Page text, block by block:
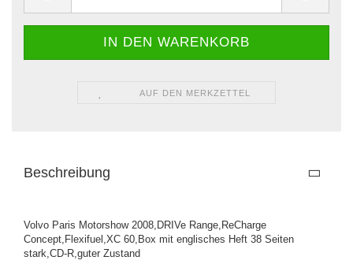
AUF DEN MERKZETTEL
Beschreibung
Volvo Paris Motorshow 2008,DRIVe Range,ReCharge
Concept,Flexifuel,XC 60,Box mit englisches Heft 38 Seiten
stark,CD-R,guter Zustand